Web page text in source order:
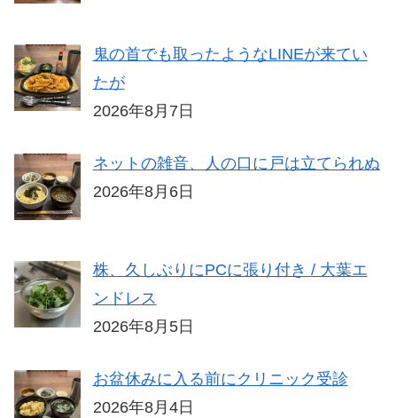
鬼の首でも取ったようなLINEが来てい
たが
2026年8月7日
ネットの雑音、人の口に戸は立てられぬ
2026年8月6日
株、久しぶりにPCに張り付き / 大葉エ
ンドレス
2026年8月5日
お盆休みに入る前にクリニック受診
2026年8月4日